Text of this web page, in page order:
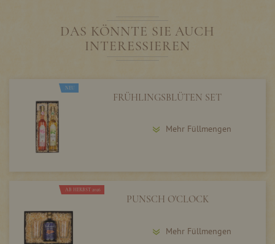
DAS KÖNNTE SIE AUCH
INTERESSIEREN
NEU
FRÜHLINGSBLÜTEN SET
Mehr Füllmengen
AB HERBST 2026
PUNSCH O'CLOCK
Mehr Füllmengen